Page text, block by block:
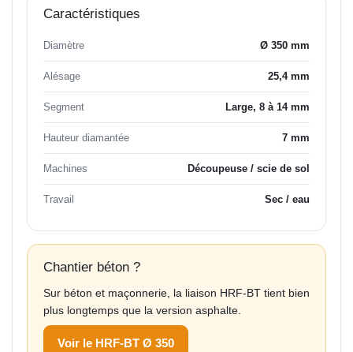
Caractéristiques
Diamètre Ø 350 mm
Alésage 25,4 mm
Segment Large, 8 à 14 mm
Hauteur diamantée 7 mm
Machines Découpeuse / scie de sol
Travail Sec / eau
Chantier béton ?
Sur béton et maçonnerie, la liaison HRF-BT tient bien
plus longtemps que la version asphalte.
Voir le HRF-BT Ø 350